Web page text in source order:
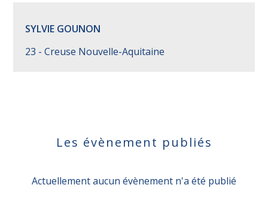
SYLVIE GOUNON
23 - Creuse Nouvelle-Aquitaine
Les évènement publiés
Actuellement aucun évènement n'a été publié